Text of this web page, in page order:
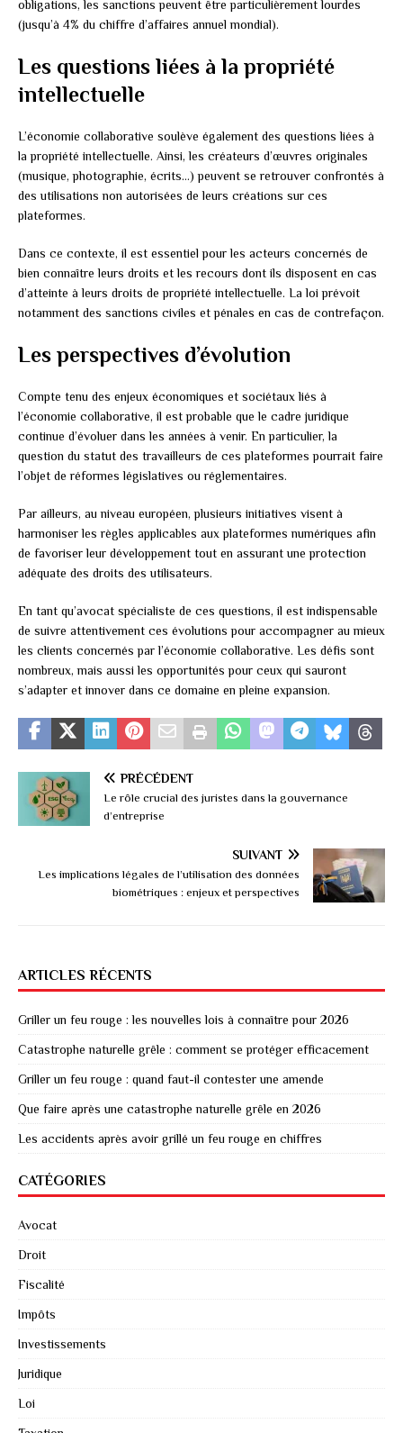
obligations, les sanctions peuvent être particulièrement lourdes
(jusqu’à 4% du chiffre d’affaires annuel mondial).
Les questions liées à la propriété
intellectuelle
L’économie collaborative soulève également des questions liées à
la propriété intellectuelle. Ainsi, les créateurs d’œuvres originales
(musique, photographie, écrits…) peuvent se retrouver confrontés à
des utilisations non autorisées de leurs créations sur ces
plateformes.
Dans ce contexte, il est essentiel pour les acteurs concernés de
bien connaître leurs droits et les recours dont ils disposent en cas
d’atteinte à leurs droits de propriété intellectuelle. La loi prévoit
notamment des sanctions civiles et pénales en cas de contrefaçon.
Les perspectives d’évolution
Compte tenu des enjeux économiques et sociétaux liés à
l’économie collaborative, il est probable que le cadre juridique
continue d’évoluer dans les années à venir. En particulier, la
question du statut des travailleurs de ces plateformes pourrait faire
l’objet de réformes législatives ou réglementaires.
Par ailleurs, au niveau européen, plusieurs initiatives visent à
harmoniser les règles applicables aux plateformes numériques afin
de favoriser leur développement tout en assurant une protection
adéquate des droits des utilisateurs.
En tant qu’avocat spécialiste de ces questions, il est indispensable
de suivre attentivement ces évolutions pour accompagner au mieux
les clients concernés par l’économie collaborative. Les défis sont
nombreux, mais aussi les opportunités pour ceux qui sauront
s’adapter et innover dans ce domaine en pleine expansion.
PRÉCÉDENT
Le rôle crucial des juristes dans la gouvernance
d’entreprise
SUIVANT
Les implications légales de l’utilisation des données
biométriques : enjeux et perspectives
ARTICLES RÉCENTS
Griller un feu rouge : les nouvelles lois à connaître pour 2026
Catastrophe naturelle grêle : comment se protéger efficacement
Griller un feu rouge : quand faut-il contester une amende
Que faire après une catastrophe naturelle grêle en 2026
Les accidents après avoir grillé un feu rouge en chiffres
CATÉGORIES
Avocat
Droit
Fiscalité
Impôts
Investissements
Juridique
Loi